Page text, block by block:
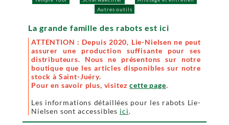
Autres outils
La grande famille des rabots est ici
ATTENTION : Depuis 2020, Lie-Nielsen ne peut
assurer une production suffisante pour ses
distributeurs. Nous ne présentons sur notre
boutique que les articles disponibles sur notre
stock à Saint-Juéry.
Pour en savoir plus, visitezcette page.
Les informations détaillées pour les rabots Lie-
Nielsen sont accessibles ici.